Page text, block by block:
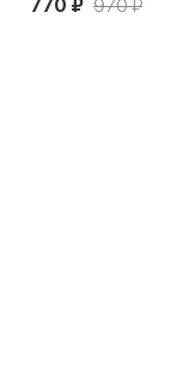
770 ₽ 970 ₽